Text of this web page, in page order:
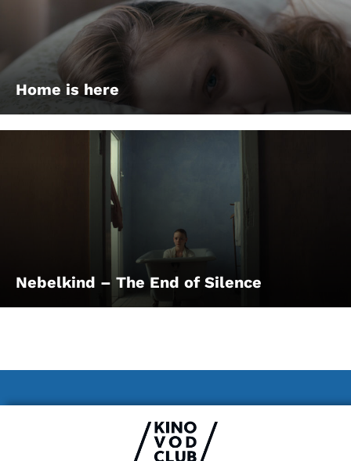
Home is here
Nebelkind – The End of Silence
AGB
Kontakt